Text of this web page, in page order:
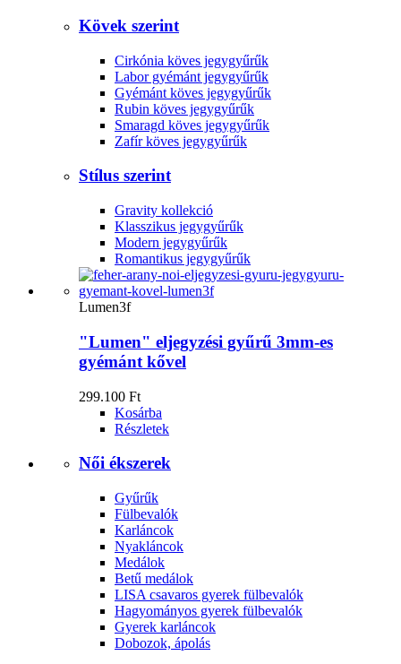
Kövek szerint
Cirkónia köves jegygyűrűk
Labor gyémánt jegygyűrűk
Gyémánt köves jegygyűrűk
Rubin köves jegygyűrűk
Smaragd köves jegygyűrűk
Zafír köves jegygyűrűk
Stílus szerint
Gravity kollekció
Klasszikus jegygyűrűk
Modern jegygyűrűk
Romantikus jegygyűrűk
Lumen3f
"Lumen" eljegyzési gyűrű 3mm-es
gyémánt kővel
299.100 Ft
Kosárba
Részletek
Női ékszerek
Gyűrűk
Fülbevalók
Karláncok
Nyakláncok
Medálok
Betű medálok
LISA csavaros gyerek fülbevalók
Hagyományos gyerek fülbevalók
Gyerek karláncok
Dobozok, ápolás